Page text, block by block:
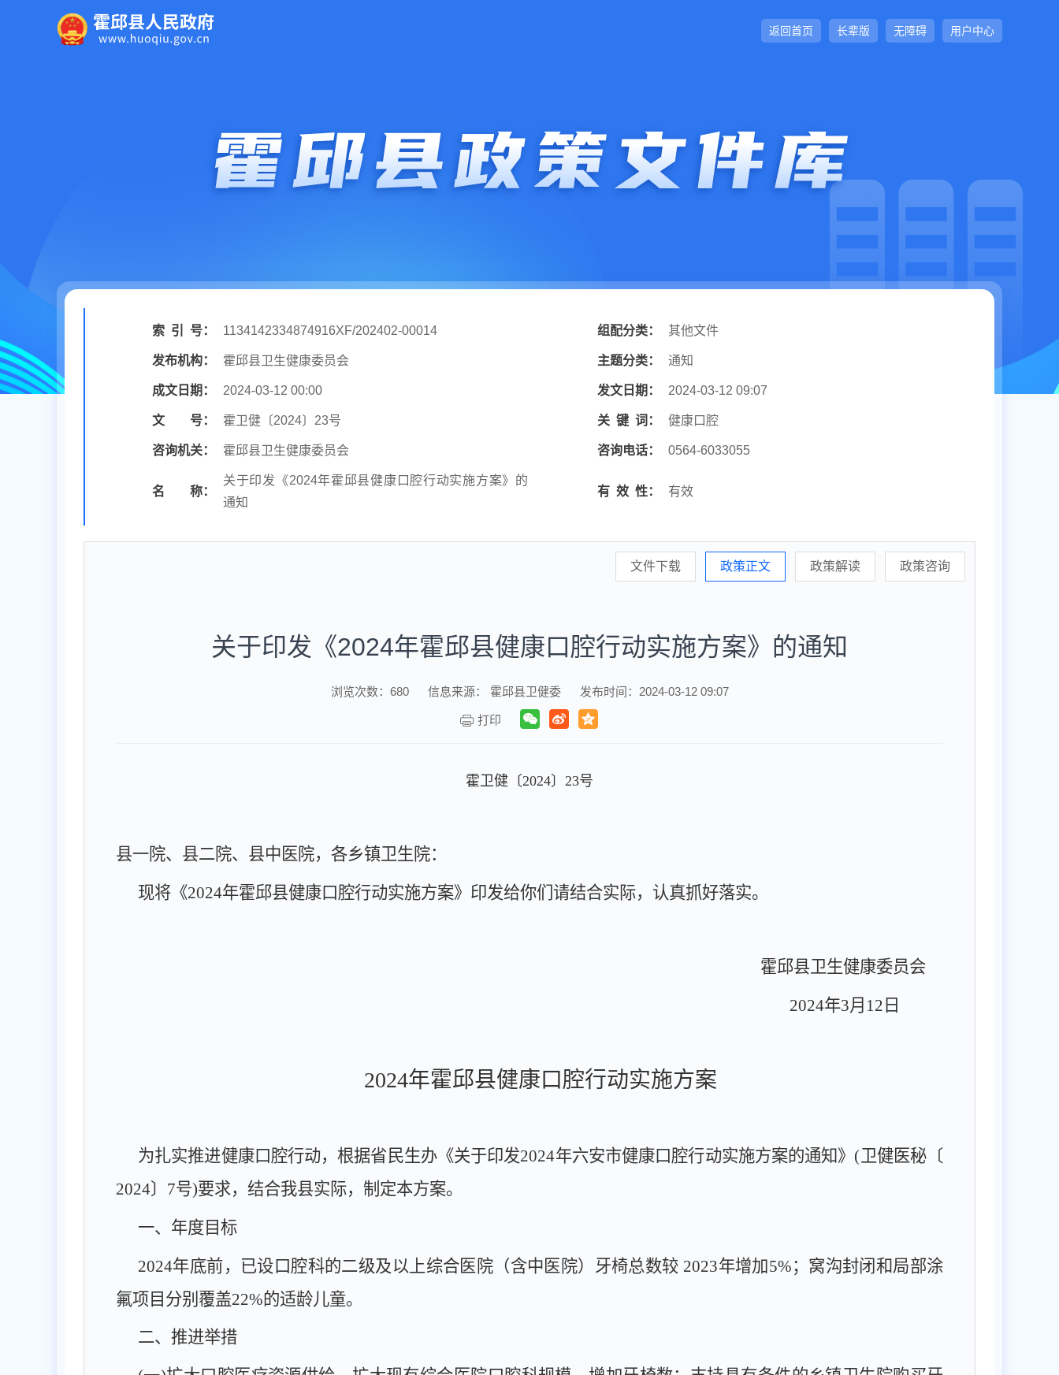
返回首页 长辈版 无障碍 用户中心
索 引 号： 1134142334874916XF/202402-00014 组配分类： 其他文件
发布机构： 霍邱县卫生健康委员会 主题分类： 通知
成文日期： 2024-03-12 00:00 发文日期： 2024-03-12 09:07
文 号： 霍卫健〔2024〕23号 关 键 词： 健康口腔
咨询机关： 霍邱县卫生健康委员会 咨询电话： 0564-6033055
名 称：
关于印发《2024年霍邱县健康口腔行动实施方案》的
通知
有 效 性： 有效
文件下载 政策正文 政策解读 政策咨询
关于印发《2024年霍邱县健康口腔行动实施方案》的通知
浏览次数： 680 信息来源： 霍邱县卫健委 发布时间：2024-03-12 09:07
打印
霍卫健〔2024〕 23号
县一院、县二院、县中医院，各乡镇卫生院：
现将《2024年霍邱县健康口腔行动实施方案》印发给你们请结合实际，认真抓好落实。
霍邱县卫生健康委员会
2024年3月 12 日
2024年霍邱县健康口腔行动实施方案
为扎实推进健康口腔行动，根据省民生办《关于印发2024年六安市健康口腔行动实施方案的通知》 (卫健医秘〔
2024〕 7号)要求，结合我县实际，制定本方案。
一、年度目标
2024年底前，已设口腔科的二级及以上综合医院（含中医院）牙椅总数较 2023年增加5%；窝沟封闭和局部涂
氟项目分别覆盖22%的适龄儿童。
二、推进举措